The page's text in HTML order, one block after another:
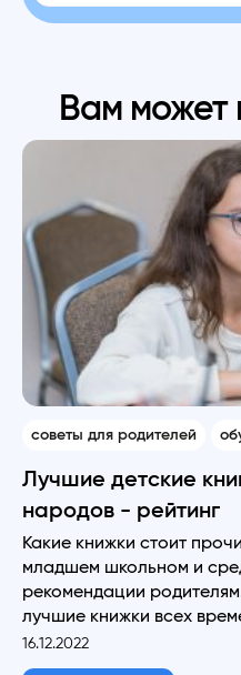
Вам может
советы для родителей
Лучшие детские
народов - рейтинг
Какие книжки стоит
младшем школьном и
рекомендации
лучшие книжки всех
16.12.2022